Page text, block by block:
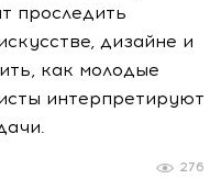
проследить
дизайне и
как молодые
интерпретируют
276